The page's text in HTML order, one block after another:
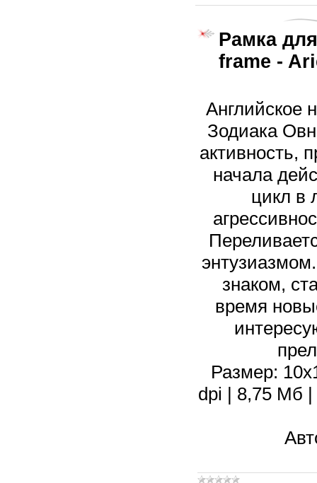
Рамка
frame -
Английское
Зодиака
активность,
начала
цикл в
знаком,
время
Размер:
dpi | 8,75 Мб